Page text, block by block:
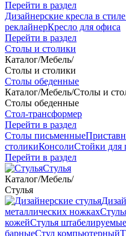
Перейти в раздел
Дизайнерские кресла в
реклайнерКресло для офиса
Перейти в раздел
Столы и столики
Каталог/Мебель/
Столы и столики
Столы обеденные
Каталог/Мебель/Столы и
Столы обеденные
Стол-трансформер
Перейти в раздел
Столы письменные
столикиКонсолиСтойки для
Перейти в раздел
Стулья
Каталог/Мебель/
Стулья
металлических ножках
кожейСтулья штабелируемые
барныеСтул компьютерный